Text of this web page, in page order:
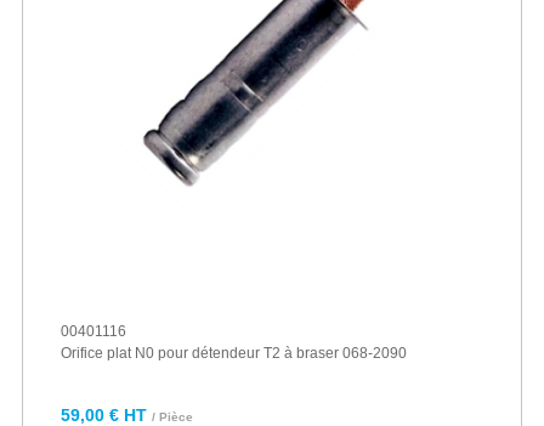
00401116
Orifice plat N0 pour détendeur T2 à braser 068-2090
59,00 € HT / Pièce